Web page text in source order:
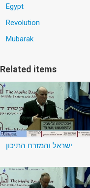
Egypt
Revolution
Mubarak
Related items
ישראל והמזרח התיכון